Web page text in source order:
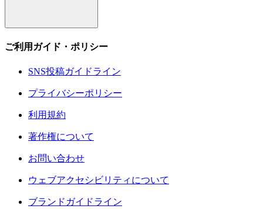
ご利用ガイド・ポリシー
SNS投稿ガイドライン
プライバシーポリシー
利用規約
著作権について
お問い合わせ
ウェブアクセシビリティについて
ブランドガイドライン